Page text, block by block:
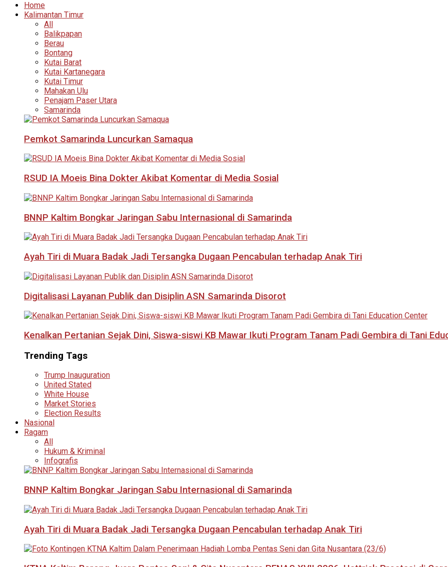
Home
Kalimantan Timur
All
Balikpapan
Berau
Bontang
Kutai Barat
Kutai Kartanegara
Kutai Timur
Mahakan Ulu
Penajam Paser Utara
Samarinda
Pemkot Samarinda Luncurkan Samaqua
RSUD IA Moeis Bina Dokter Akibat Komentar di Media Sosial
BNNP Kaltim Bongkar Jaringan Sabu Internasional di Samarinda
Ayah Tiri di Muara Badak Jadi Tersangka Dugaan Pencabulan terhadap Anak Tiri
Digitalisasi Layanan Publik dan Disiplin ASN Samarinda Disorot
Kenalkan Pertanian Sejak Dini, Siswa-siswi KB Mawar Ikuti Program Tanam Padi Gembira di Tani
Trending Tags
Trump Inauguration
United Stated
White House
Market Stories
Election Results
Nasional
Ragam
All
Hukum & Kriminal
Infografis
BNNP Kaltim Bongkar Jaringan Sabu Internasional di Samarinda
Ayah Tiri di Muara Badak Jadi Tersangka Dugaan Pencabulan terhadap Anak Tiri